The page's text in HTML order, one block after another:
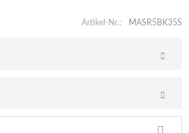
Artikel-Nr.: MASR5BK35S